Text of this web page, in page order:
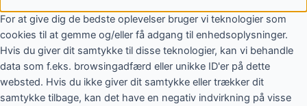
For at give dig de bedste oplevelser bruger vi teknologier som
cookies til at gemme og/eller få adgang til enhedsoplysninger.
Hvis du giver dit samtykke til disse teknologier, kan vi behandle
data som f.eks. browsingadfærd eller unikke ID'er på dette
websted. Hvis du ikke giver dit samtykke eller trækker dit
samtykke tilbage, kan det have en negativ indvirkning på visse